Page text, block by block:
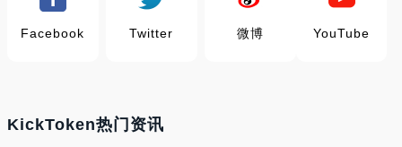
Facebook Twitter 微博 YouTube
KickToken热门资讯